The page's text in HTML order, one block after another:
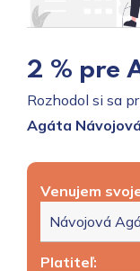
2 % pre
Rozhodol si sa
Agáta Návojová
Venujem
Platiteľ: